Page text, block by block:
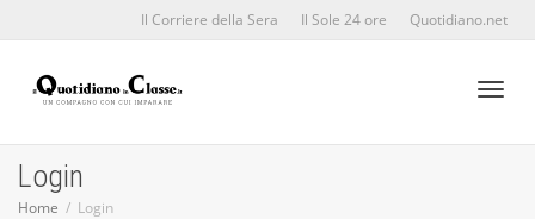
Il Corriere della Sera Il Sole 24 ore Quotidiano.net
Login
Home Login